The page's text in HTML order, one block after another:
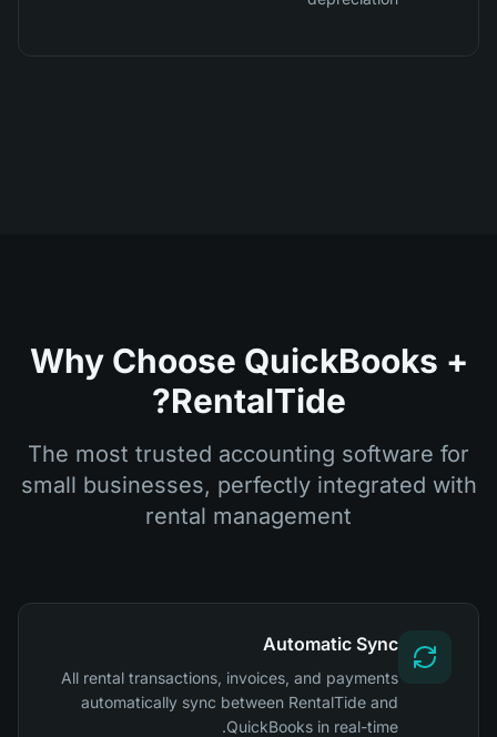
Why Choose QuickBooks +
RentalTide?
The most trusted accounting software for
small businesses, perfectly integrated with
rental management
Automatic Sync
All rental transactions, invoices, and payments
automatically sync between RentalTide and
QuickBooks in real-time.